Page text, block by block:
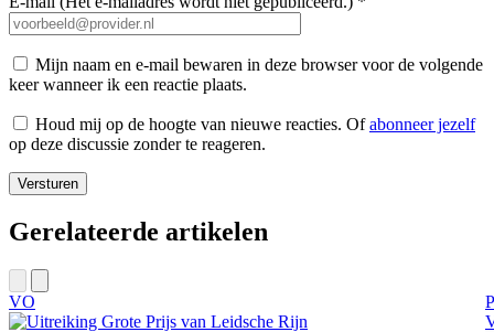
Mijn naam en e-mail bewaren in deze browser voor de volgende
keer wanneer ik een reactie plaats.
Houd mij op de hoogte van nieuwe reacties. Ofabonneer jezelf
op deze discussie zonder te reageren.
Gerelateerde artikelen
VO